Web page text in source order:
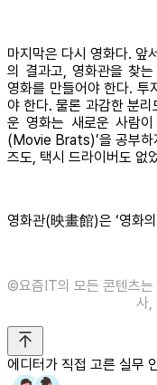
마지막은 다시 영화다. 앞
의 결과고, 영화관을 찾
영화를 만들어야 한다. 투
야 한다. 물론 과감한 분
운 영화는 새로운 사람
(Movie Brats)’을 공부하
즈도, 택시 드라이버도 없
영화관(映畫館)은 ‘영화
©️요즘IT의 모든 콘텐츠는
사,
에디터가 직접 고른 실무